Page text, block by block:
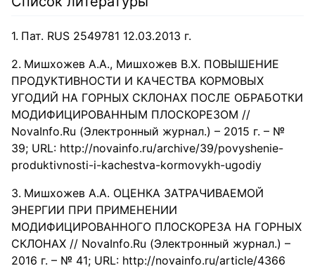
Пат. RUS 2549781 12.03.2013 г.
Мишхожев А.А., Мишхожев В.Х. ПОВЫШЕНИЕ
ПРОДУКТИВНОСТИ И КАЧЕСТВА КОРМОВЫХ
УГОДИЙ НА ГОРНЫХ СКЛОНАХ ПОСЛЕ ОБРАБОТКИ
МОДИФИЦИРОВАННЫМ ПЛОСКОРЕЗОМ //
NovaInfo.Ru (Электронный журнал.) – 2015 г. – №
39; URL: http://novainfo.ru/archive/39/povyshenie-
produktivnosti-i-kachestva-kormovykh-ugodiy
Мишхожев А.А. ОЦЕНКА ЗАТРАЧИВАЕМОЙ
ЭНЕРГИИ ПРИ ПРИМЕНЕНИИ
МОДИФИЦИРОВАННОГО ПЛОСКОРЕЗА НА ГОРНЫХ
СКЛОНАХ // NovaInfo.Ru (Электронный журнал.) –
2016 г. – № 41; URL: http://novainfo.ru/article/4366